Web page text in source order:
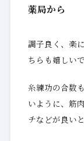
薬局から
調子良く、楽
ちらも嬉しいで
糸練功の合数
いように、筋
チなどが良い